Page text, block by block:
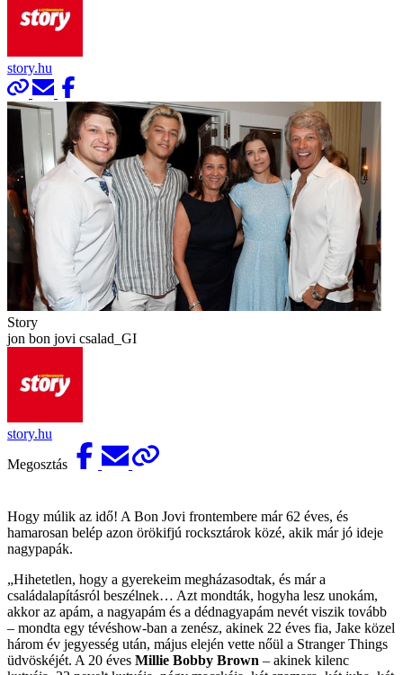
story.hu
Story
jon bon jovi csalad_GI
story.hu
Megosztás
Hogy múlik az idő! A Bon Jovi frontembere már 62 éves, és
hamarosan belép azon örökifjú rocksztárok közé, akik már jó ideje
nagypapák.
„Hihetetlen, hogy a gyerekeim megházasodtak, és már a
családalapításról beszélnek… Azt mondták, hogyha lesz unokám,
akkor az apám, a nagyapám és a dédnagyapám nevét viszik tovább
– mondta egy tévéshow-ban a zenész, akinek 22 éves fia, Jake közel
három év jegyesség után, május elején vette nőül a Stranger Things
üdvöskéjét. A 20 éves Millie Bobby­ Brown – akinek kilenc